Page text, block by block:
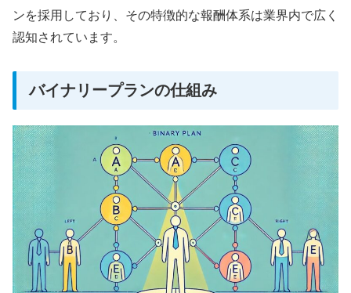
ンを採用しており、その特徴的な報酬体系は業界内で広く
認知されています。
バイナリープランの仕組み